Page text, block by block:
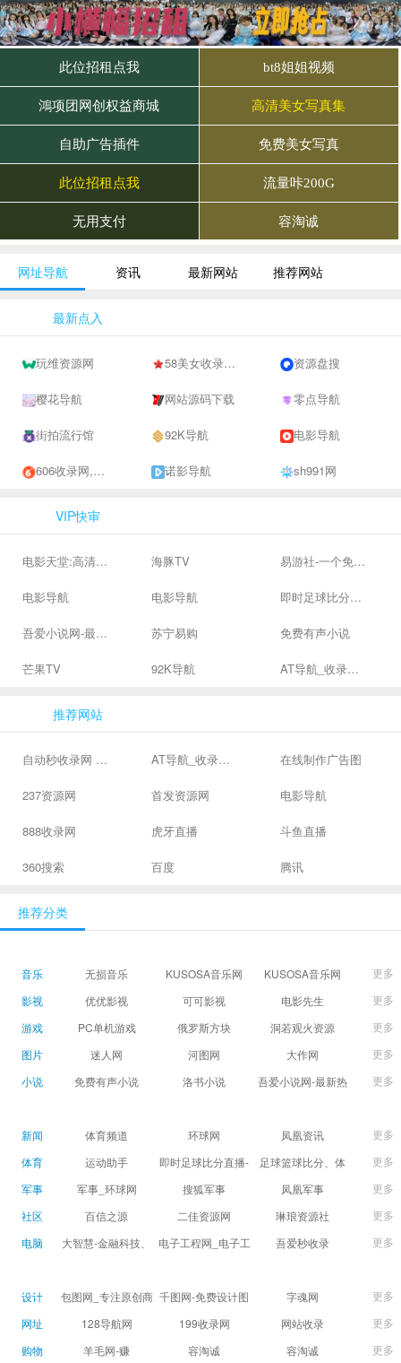
网址导航 资讯 最新网站 推荐网站
最新点入
玩维资源网 58美女收录网-自动收录网站-流量交换-自动链 资源盘搜
樱花导航 网站源码下载 零点导航
街拍流行馆 92K导航 电影导航
606收录网,免费自动秒收录网址,提供自动收录,网站导航大全源码,自动链,友情链接交换。 诺影导航 sh991网
VIP快审
电影天堂:高清电影下载,高品质生活 海豚TV 易游社-一个免费二次元游戏分享社区
电影导航 电影导航 即时足球比分直播-精准赛程赛果及角球数查询 | 让足球滚一会
吾爱小说网-最新热门免费小说阅读 苏宁易购 免费有声小说
芒果TV 92K导航 AT导航_收录网_免费收录网站_自动收录网_秒收录
推荐网站
自动秒收录网 - 自动秒收录-网站收录-收录网站-网址收录-秒收录 AT导航_收录网_免费收录网站_自动收录网_秒收录 在线制作广告图
237资源网 首发资源网 电影导航
888收录网 虎牙直播 斗鱼直播
360搜索 百度 腾讯
推荐分类
音乐 无损音乐 KUSOSA音乐网 KUSOSA音乐网
更多
影视
优优影视 可可影视 电影先生
更多
游戏
PC单机游戏 俄罗斯方块 洞若观火资源
更多
图片
迷人网 河图网 大作网
更多
小说
免费有声小说 洛书小说
吾爱小说网-最新热
更多
新闻 体育频道 环球网 凤凰资讯
更多
体育
运动助手
即时足球比分直播-
精准赛程赛果及角
足球篮球比分、体
育赛果直播|让足球
更多
军事
军事_环球网 搜狐军事 凤凰军事
更多
社区
百信之源 二佳资源网 琳琅资源社
更多
电脑
大智慧-金融科技、
据,投资理财,港股,期
货,股指期货,手机炒
电子工程网_电子工
吾爱秒收录
收录
更多
设计
包图网_专注原创商
用设计图片下载，
千图网-免费设计图
片素材网站-正版商
字魂网
更多
网址
128导航网 199收录网 网站收录
更多
购物
羊毛网-赚 容淘诚 容淘诚
更多